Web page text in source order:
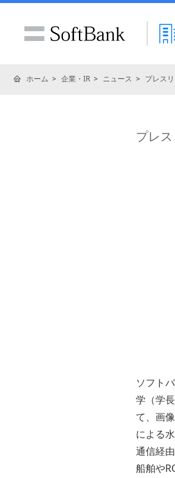
ホーム 企業・IR ニュース プレス
プレ
ソフト
学（学
て、画
による
通信経
船舶や